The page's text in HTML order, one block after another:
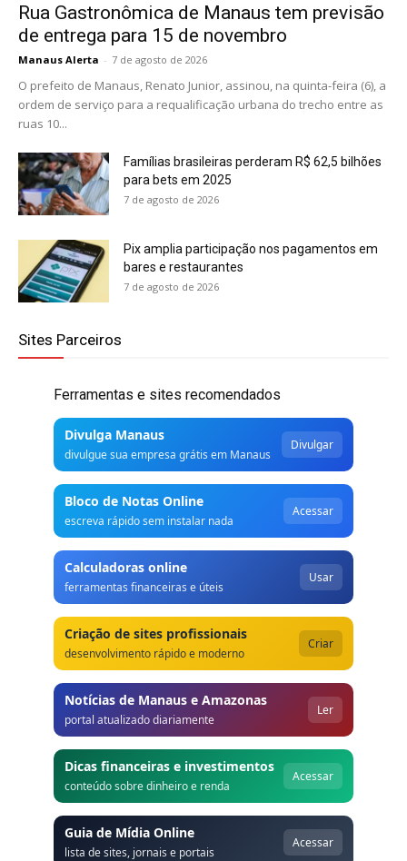
Rua Gastronômica de Manaus tem previsão
de entrega para 15 de novembro
Manaus Alerta - 7 de agosto de 2026
O prefeito de Manaus, Renato Junior, assinou, na quinta-feira (6), a
ordem de serviço para a requalificação urbana do trecho entre as
ruas 10...
Famílias brasileiras perderam R$ 62,5 bilhões
para bets em 2025
7 de agosto de 2026
Pix amplia participação nos pagamentos em
bares e restaurantes
7 de agosto de 2026
Sites Parceiros
Ferramentas e sites recomendados
Divulga Manaus
divulgue sua empresa grátis em Manaus
Divulgar
Bloco de Notas Online
escreva rápido sem instalar nada
Acessar
Calculadoras online
ferramentas financeiras e úteis
Usar
Criação de sites profissionais
desenvolvimento rápido e moderno
Criar
Notícias de Manaus e Amazonas
portal atualizado diariamente
Ler
Dicas financeiras e investimentos
conteúdo sobre dinheiro e renda
Acessar
Guia de Mídia Online
lista de sites, jornais e portais
Acessar